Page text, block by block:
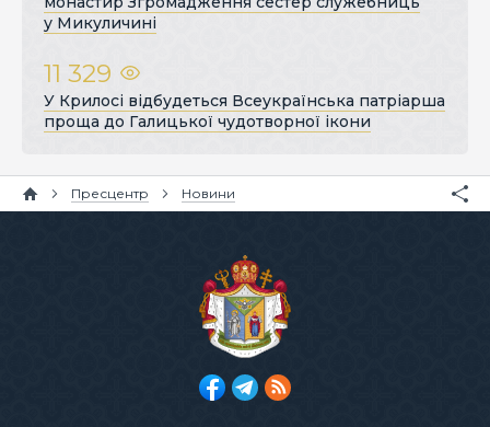
у Микуличині
11 329
У Крилосі відбудеться Всеукраїнська патріарша
проща до Галицької чудотворної ікони
Пресцентр Новини